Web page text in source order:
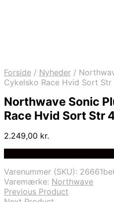
Forside / Nyheder /
Cykelsko Race Hvid Sort Str
Northwave Sonic
Race Hvid Sort Str
2.249,00 kr.
Varenummer (SKU):
Varemærke: Northwave
Previous Product